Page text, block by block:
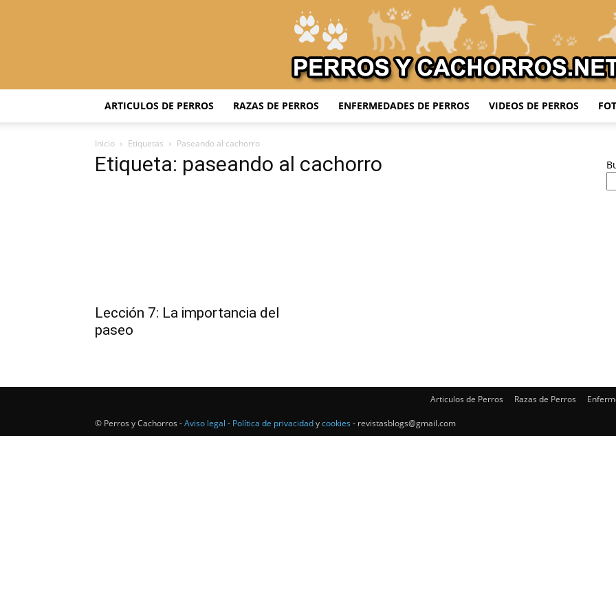
Razas
ARTICULOS DE PERROS RAZAS DE PERROS ENFERMEDADES DE PERROS VIDEOS DE PERROS
Inicio Etiquetas Paseando al cachorro
Etiqueta: paseando al cachorro
Lección 7: La importancia del
paseo
Articulos de Perros Razas de Perros
© Perros y Cachorros -Aviso legal - Política de privacidadycookies - revistasblogs@gmail.com